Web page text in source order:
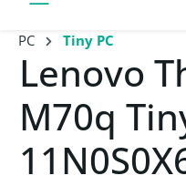
PC Tiny PC
Lenovo
M70q